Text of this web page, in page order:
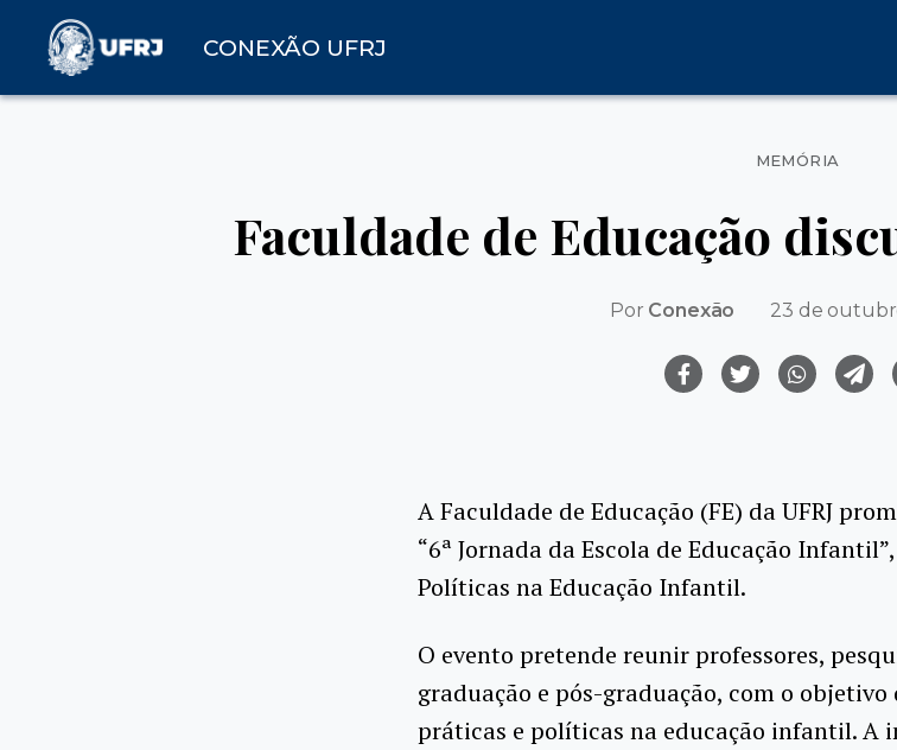
CONEXÃO UFRJ
Categorias
MEMÓRIA
Faculdade de Educação
Por Conexão 23 de
A Faculdade de Educação (FE) da UFRJ
“6ª Jornada da Escola de Educação
Políticas na Educação Infantil.
O evento pretende reunir professores,
graduação e pós-graduação, com o
práticas e políticas na educação infantil. A